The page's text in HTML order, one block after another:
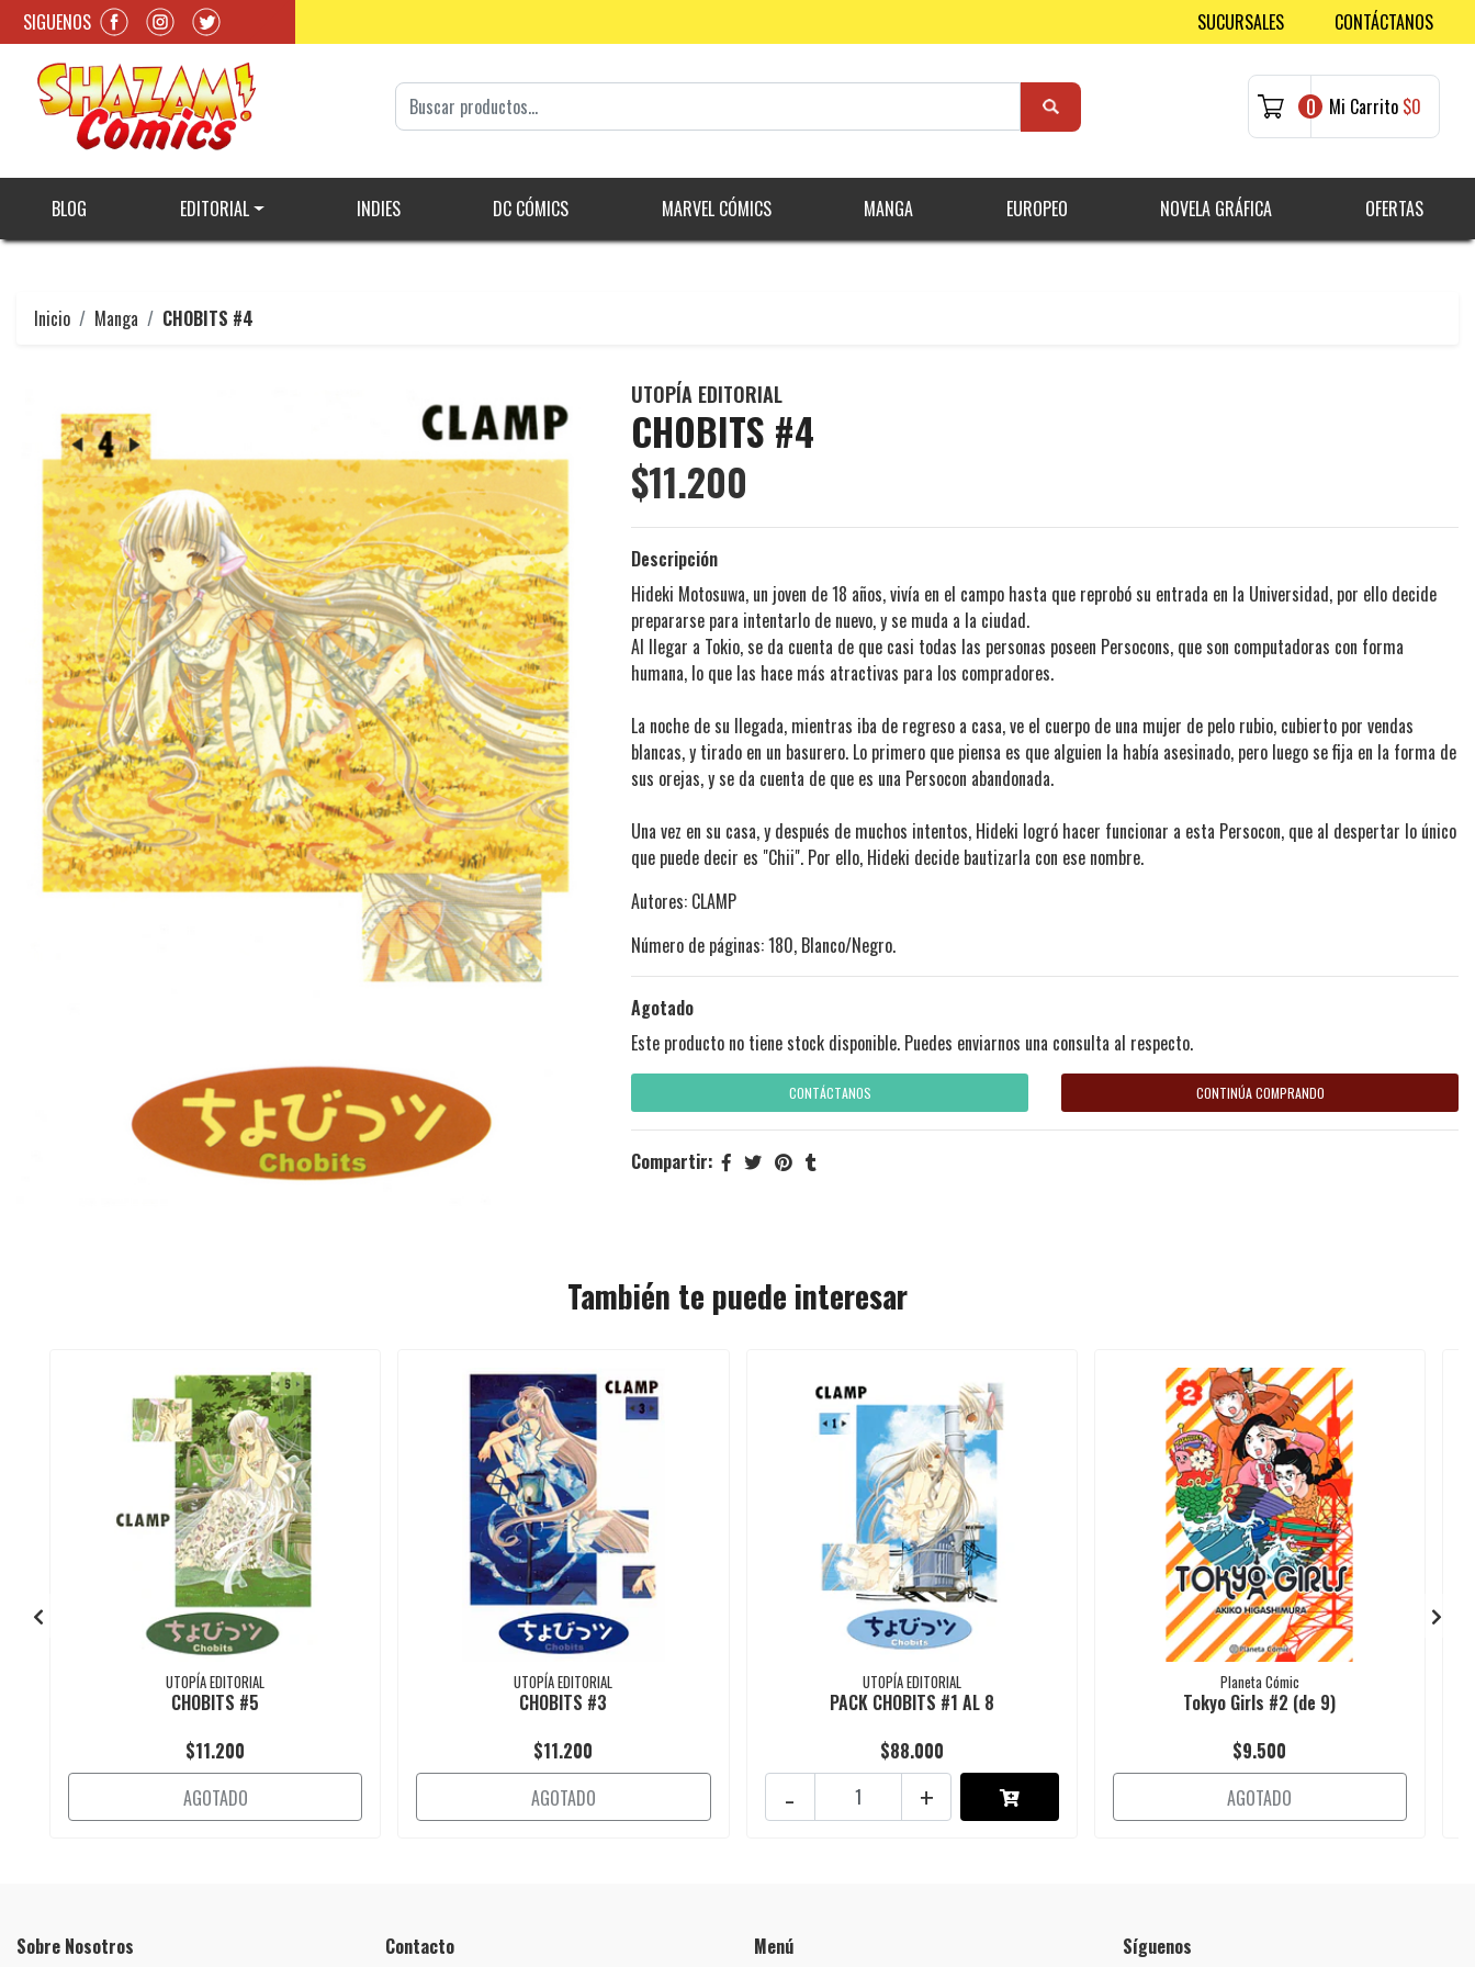
SIGUENOS SUCURSALES CONTÁCTANOS
0 Mi Carrito $0
BLOG EDITORIAL INDIES DC CÓMICS MARVEL CÓMICS MANGA EUROPEO NOVELA GRÁFICA OFERTAS
Inicio Manga CHOBITS #4
UTOPÍA EDITORIAL
CHOBITS #4
$11.200
Descripción
Hideki Motosuwa, un joven de 18 años, vivía en el campo hasta que reprobó su entrada en la Universidad, por ello decide
prepararse para intentarlo de nuevo, y se muda a la ciudad.
Al llegar a Tokio, se da cuenta de que casi todas las personas poseen Persocons, que son computadoras con forma
humana, lo que las hace más atractivas para los compradores.
La noche de su llegada, mientras iba de regreso a casa, ve el cuerpo de una mujer de pelo rubio, cubierto por vendas
blancas, y tirado en un basurero. Lo primero que piensa es que alguien la había asesinado, pero luego se fija en la forma de
sus orejas, y se da cuenta de que es una Persocon abandonada.
Una vez en su casa, y después de muchos intentos, Hideki logró hacer funcionar a esta Persocon, que al despertar lo único
que puede decir es "Chii". Por ello, Hideki decide bautizarla con ese nombre.
Autores: CLAMP
Número de páginas: 180, Blanco/Negro.
Agotado
Este producto no tiene stock disponible. Puedes enviarnos una consulta al respecto.
CONTÁCTANOS CONTINÚA COMPRANDO
Compartir:
También te puede interesar
UTOPÍA EDITORIAL
CHOBITS #5
$11.200
AGOTADO
UTOPÍA EDITORIAL
CHOBITS #3
$11.200
AGOTADO
UTOPÍA EDITORIAL
PACK CHOBITS #1 AL 8
$88.000
+
-
Planeta Cómic
Tokyo Girls #2 (de 9)
$9.500
AGOTADO
Sobre Nosotros Contacto Menú Síguenos